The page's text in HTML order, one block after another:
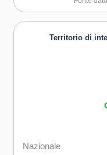
Territorio di
Nazionale